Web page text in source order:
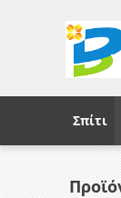
Σπίτι